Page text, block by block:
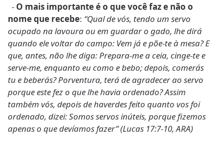
- O mais importante é o que você faz e não o
nome que recebe: “Qual de vós, tendo um servo
ocupado na lavoura ou em guardar o gado, lhe dirá
quando ele voltar do campo: Vem já e põe-te à mesa? E
que, antes, não lhe diga: Prepara-me a ceia, cinge-te e
serve-me, enquanto eu como e bebo; depois, comerás
tu e beberás? Porventura, terá de agradecer ao servo
porque este fez o que lhe havia ordenado? Assim
também vós, depois de haverdes feito quanto vos foi
ordenado, dizei: Somos servos inúteis, porque fizemos
apenas o que devíamos fazer” (Lucas 17:7-10, ARA)